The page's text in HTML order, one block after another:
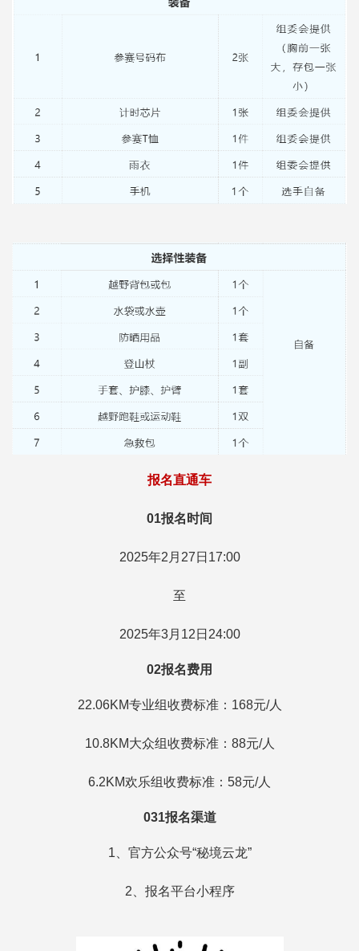
报名直通车
01报名时间
2025年2月27日17:00
至
2025年3月12日24:00
02报名费用
22.06KM专业组收费标准：168元/人
10.8KM大众组收费标准：88元/人
6.2KM欢乐组收费标准：58元/人
031报名渠道
1、官方公众号“秘境云龙”
2、报名平台小程序